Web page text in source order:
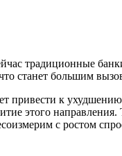
традиционные
станет большим
привести к
этого
с ростом